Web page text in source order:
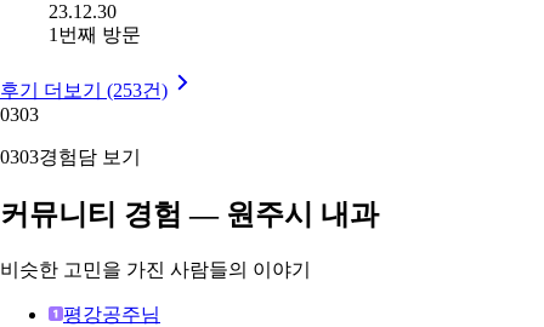
23.12.30
1번째 방문
후기 더보기 (253건)
0303
0303경험담 보기
커뮤니티 경험 — 원주시 내과
비슷한 고민을 가진 사람들의 이야기
평강공주님